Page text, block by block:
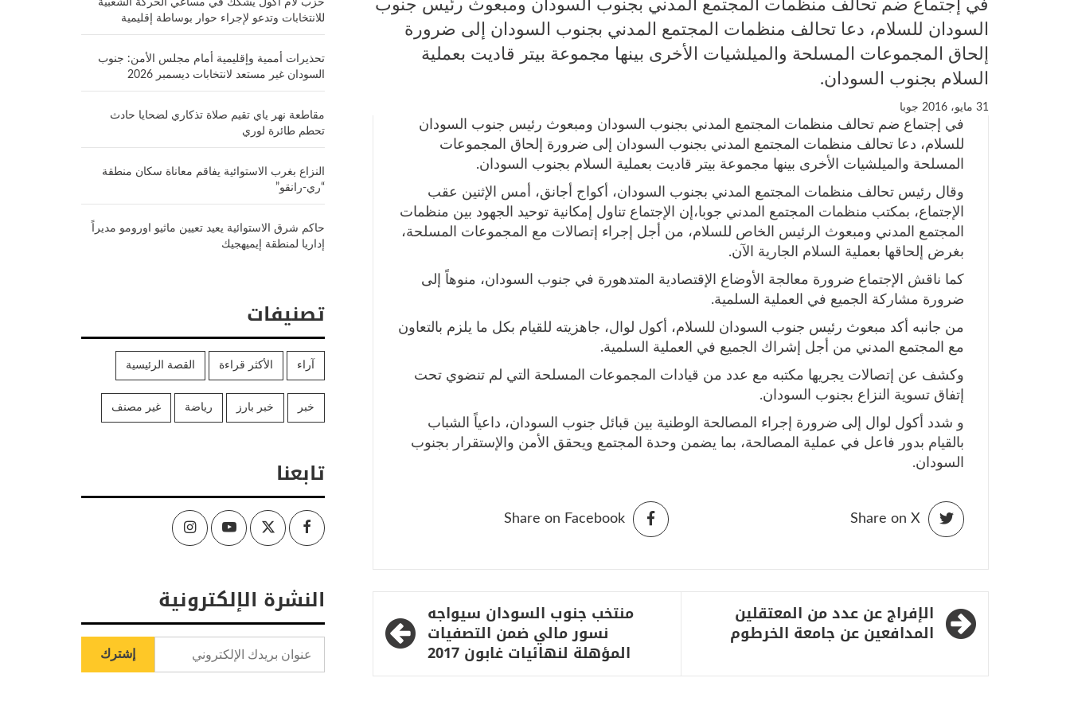
في إجتماع ضم تحالف منظمات المجتمع المدني بجنوب السودان ومبعوث رئيس جنوب
السودان للسلام، دعا تحالف منظمات المجتمع المدني بجنوب السودان إلى ضرورة
إلحاق المجموعات المسلحة والميلشيات الأخرى بينها مجموعة بيتر قاديت بعملية
السلام بجنوب السودان.
31 مايو، 2016 جوبا
في إجتماع ضم تحالف منظمات المجتمع المدني بجنوب السودان ومبعوث رئيس جنوب السودان
للسلام، دعا تحالف منظمات المجتمع المدني بجنوب السودان إلى ضرورة إلحاق المجموعات
المسلحة والميلشيات الأخرى بينها مجموعة بيتر قاديت بعملية السلام بجنوب السودان.
وقال رئيس تحالف منظمات المجتمع المدني بجنوب السودان، أكواج أجانق، أمس الإثنين عقب
الإجتماع، بمكتب منظمات المجتمع المدني جوبا،إن الإجتماع تناول إمكانية توحيد الجهود بين منظمات
المجتمع المدني ومبعوث الرئيس الخاص للسلام، من أجل إجراء إتصالات مع المجموعات المسلحة،
بغرض إلحاقها بعملية السلام الجارية الآن.
كما ناقش الإجتماع ضرورة معالجة الأوضاع الإقتصادية المتدهورة في جنوب السودان، منوهاً إلى
ضرورة مشاركة الجميع في العملية السلمية.
من جانبه أكد مبعوث رئيس جنوب السودان للسلام، أكول لوال، جاهزيته للقيام بكل ما يلزم بالتعاون
مع المجتمع المدني من أجل إشراك الجميع في العملية السلمية.
وكشف عن إتصالات يجريها مكتبه مع عدد من قيادات المجموعات المسلحة التي لم تنضوي تحت
إتفاق تسوية النزاع بجنوب السودان.
و شدد أكول لوال إلى ضرورة إجراء المصالحة الوطنية بين قبائل جنوب السودان، داعياً الشباب
بالقيام بدور فاعل في عملية المصالحة، بما يضمن وحدة المجتمع ويحقق الأمن والإستقرار بجنوب
السودان.
Share on Facebook Share on X
تصفّح
المقالات
الإفراج عن عدد من المعتقلين
المدافعين عن جامعة الخرطوم
منتخب جنوب السودان سيواجه
نسور مالي ضمن التصفيات
المؤهلة لنهائيات غابون 2017
حزب لام أكول يشكك في مساعي الحركة الشعبية
للانتخابات وتدعو لإجراء حوار بوساطة إقليمية
تحذيرات أممية وإقليمية أمام مجلس الأمن: جنوب
السودان غير مستعد لانتخابات ديسمبر 2026
مقاطعة نهر ياي تقيم صلاة تذكاري لضحايا حادث
تحطم طائرة لوري
النزاع بغرب الاستوائية يفاقم معاناة سكان منطقة
“ري-رانقو”
حاكم شرق الاستوائية يعيد تعيين ماثيو اورومو مديراً
إداريا لمنطقة إيميهجيك
تصنيفات
آراء الأكثر قراءة القصة الرئيسية
خبر خبر بارز رياضة غير مصنف
تابعنا
Facebook
Twitter
Youtube
Instagram
النشرة الإلكترونية